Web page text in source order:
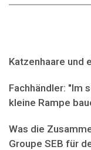
Katzenhaare und
Fachhändler: "Im
kleine Rampe
Was die
Groupe SEB für